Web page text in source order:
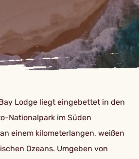
Lodge liegt eingebettet in den
Nationalpark im Süden
einem kilometerlangen, weißen
Ozeans. Umgeben von